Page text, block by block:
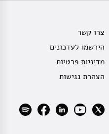
צרו קשר
הירשמו לעדכונים
מדיניות פרטיות
הצהרת נגישות